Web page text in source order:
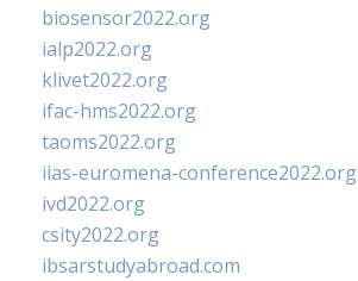
biosensor2022.org
ialp2022.org
klivet2022.org
ifac-hms2022.org
taoms2022.org
iias-euromena-conference2022.org
ivd2022.org
csity2022.org
ibsarstudyabroad.com